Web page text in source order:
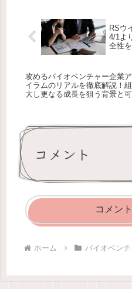
RSウ
4/1よ
全性
攻めるバイオベンチャー企業
イラムのリアルを徹底解説！
大し更なる成長を狙う背景と可
コメント
コメン
ホーム バイオベン